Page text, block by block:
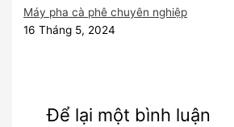
Máy pha cà phê chuyên nghiệp
16 Tháng 5, 2024
Để lại một bình luận